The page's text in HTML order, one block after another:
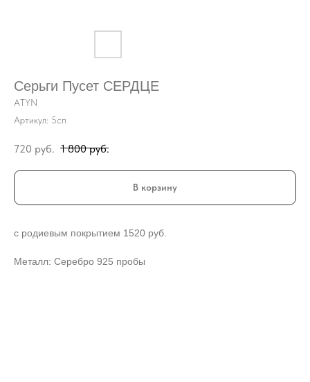
Серьги Пусет СЕРДЦЕ
ATYN
Артикул: 5сп
720 руб. 1 800 руб.
В корзину
с родиевым покрытием 1520 руб.
Металл: Серебро 925 пробы